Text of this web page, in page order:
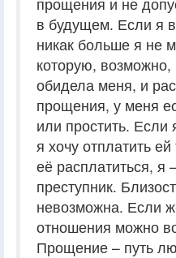
в будущем. Если я
никак больше я не
которую,
обидела меня, и
прощения, у меня
или простить. Если
я хочу отплатить
её расплатиться, я
преступник.
невозможна. Если
отношения можно
Прощение – путь